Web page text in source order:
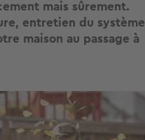
mais sûrement.
entretien du système
maison au passage à